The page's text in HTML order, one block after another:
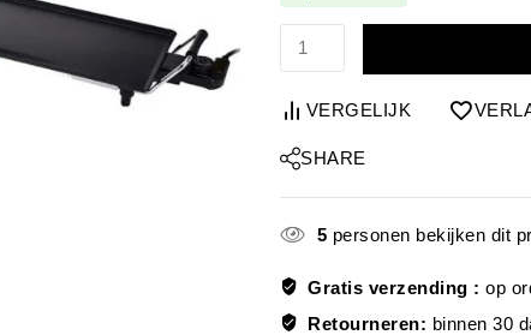
VERGELIJK
SHARE
5 personen bekijken dit
Gratis verzending :op
Retourneren: binnen 30